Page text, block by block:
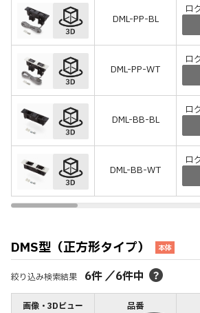
DML-PP-BL
ロ
DML-PP-WT
ロ
DML-BB-BL
ロ
DML-BB-WT
ロ
DMS型（正方形タイプ） 本体
絞り込み検索結果 6件／6件中
画像・3Dビュー 品番